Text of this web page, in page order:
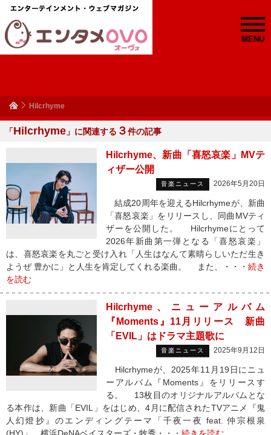
MENU
Hilcrhyme
「Hilcrhyme 」に関連する ３件の記事
Hilcrhyme、新曲「喜怒哀楽」MVテ
ィザー公開
音楽ニュース 2026年5月20日
結成20周年を迎えるHilcrhymeが、新曲
「喜怒哀楽」をリリースし、同曲MVティ
ザーを公開した。 Hilcrhymeにとって
2026年新曲第一弾となる「喜怒哀楽」
は、喜怒哀楽を丸ごと受け入れ「人生はなんて素晴らしいただ生き
ようぜ 豊かに」と人生を肯定してくれる楽曲。 また、・・・ 続き
を読む
Hilcrhyme、ニューアルバム
『Moments』11月リリース 新曲
「EVIL」はドラマ主題歌に
音楽ニュース 2025年9月12日
Hilcrhymeが、2025年11月19日にニュ
ーアルバム『Moments』をリリースす
る。 13枚目のオリジナルアルバムとな
る本作は、新曲「EVIL」をはじめ、4月に配信されたTVアニメ『鬼
人幻燈抄』のエンディングテーマ「千夜一夜 feat. 仲宗根泉